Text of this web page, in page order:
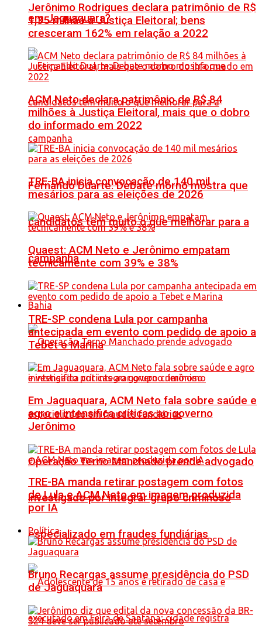
em Jaguaquara?
Fernando Duarte: Debate morno mostra que
candidatos têm muito o que melhorar para a
campanha
Bahia
Operação Terno Manchado prende advogado
investigado por integrar grupo criminoso
especializado em fraudes fundiárias
Jerônimo Rodrigues declara patrimônio de R$
1,35 milhão à Justiça Eleitoral; bens
cresceram 162% em relação a 2022
ACM Neto declara patrimônio de R$ 84
milhões à Justiça Eleitoral, mais que o dobro
do informado em 2022
TRE-BA inicia convocação de 140 mil
mesários para as eleições de 2026
Quaest: ACM Neto e Jerônimo empatam
tecnicamente com 39% e 38%
TRE-SP condena Lula por campanha
antecipada em evento com pedido de apoio a
Tebet e Marina
Em Jaguaquara, ACM Neto fala sobre saúde e
agro e intensifica críticas ao governo
Jerônimo
TRE-BA manda retirar postagem com fotos
de Lula e ACM Neto em imagem produzida
por IA
Política
Bruno Recargas assume presidência do PSD
de Jaguaquara